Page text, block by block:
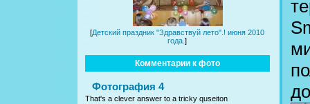
[Детский праздник "Здравствуй лето".! июня 2010
года.]
Комментарии к фото
Фотография 4
That's a clever answer to a tricky quseiton